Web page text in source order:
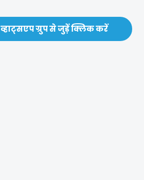
व्हाट्सएप ग्रुप से जुड़ें क्लिक करें